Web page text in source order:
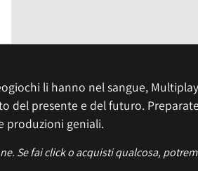
li hanno nel sangue,
presente e del futuro.
produzioni geniali.
Se fai click o acquisti qualcosa,